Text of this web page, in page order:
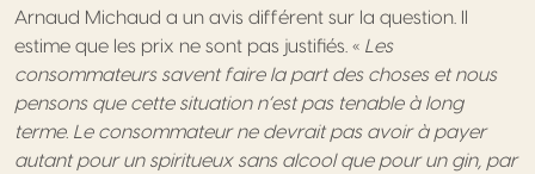
Arnaud Michaud a un avis différent sur la question. Il
estime que les prix ne sont pas justifiés. « Les
consommateurs savent faire la part des choses et nous
pensons que cette situation n’est pas tenable à long
terme. Le consommateur ne devrait pas avoir à payer
autant pour un spiritueux sans alcool que pour un gin, par